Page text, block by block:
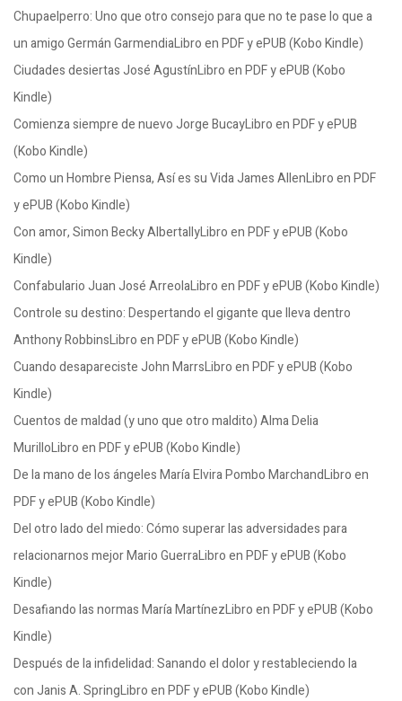
Chupaelperro: Uno que otro consejo para que no te pase lo que a
un amigo Germán GarmendiaLibro en PDF y ePUB (Kobo Kindle)
Ciudades desiertas José AgustínLibro en PDF y ePUB (Kobo
Kindle)
Comienza siempre de nuevo Jorge BucayLibro en PDF y ePUB
(Kobo Kindle)
Como un Hombre Piensa, Así es su Vida James AllenLibro en PDF
y ePUB (Kobo Kindle)
Con amor, Simon Becky AlbertallyLibro en PDF y ePUB (Kobo
Kindle)
Confabulario Juan José ArreolaLibro en PDF y ePUB (Kobo Kindle)
Controle su destino: Despertando el gigante que lleva dentro
Anthony RobbinsLibro en PDF y ePUB (Kobo Kindle)
Cuando desapareciste John MarrsLibro en PDF y ePUB (Kobo
Kindle)
Cuentos de maldad (y uno que otro maldito) Alma Delia
MurilloLibro en PDF y ePUB (Kobo Kindle)
De la mano de los ángeles María Elvira Pombo MarchandLibro en
PDF y ePUB (Kobo Kindle)
Del otro lado del miedo: Cómo superar las adversidades para
relacionarnos mejor Mario GuerraLibro en PDF y ePUB (Kobo
Kindle)
Desafiando las normas María MartínezLibro en PDF y ePUB (Kobo
Kindle)
Después de la infidelidad: Sanando el dolor y restableciendo la
con Janis A. SpringLibro en PDF y ePUB (Kobo Kindle)